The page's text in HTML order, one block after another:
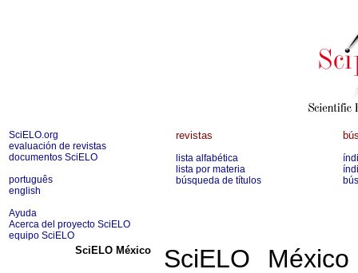
SciELO.org
evaluación de revistas
documentos SciELO
português
english
Ayuda
Acerca del proyecto SciELO
equipo SciELO
revistas
lista alfabética
lista por materia
búsqueda de títulos
SciELO México
SciELO